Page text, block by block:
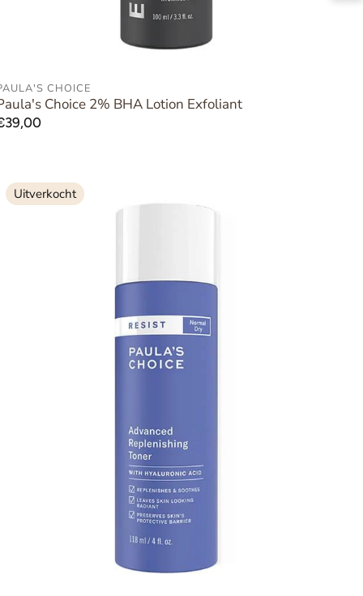
AAN WINKELWAGEN TOEVOEGEN
CHOICE
Choice 2% BHA Lotion Exfoliant
Uitverkocht